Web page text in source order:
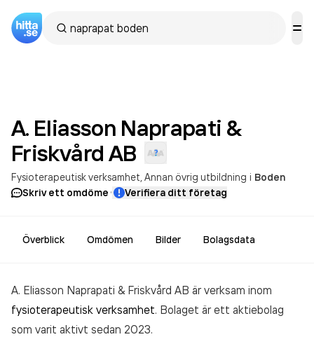
A. Eliasson Naprapati &
Friskvård AB
Fysioterapeutisk verksamhet Annan övrig utbildning i Boden
Skriv ett omdöme· Verifiera ditt företag
Överblick Omdömen Bilder Bolagsdata
A. Eliasson Naprapati & Friskvård AB är verksam inom
fysioterapeutisk verksamhet. Bolaget är ett aktiebolag
som varit aktivt sedan 2023.